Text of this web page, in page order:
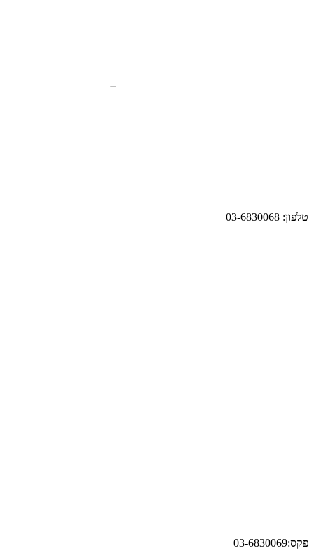
טלפון: 03-6830068
פקס:03-6830069